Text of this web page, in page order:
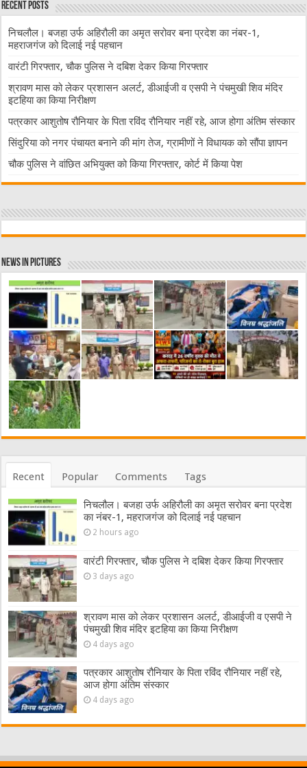
Recent Posts
निचलौल। बजहा उर्फ अहिरौली का अमृत सरोवर बना प्रदेश का नंबर-1,
महराजगंज को दिलाई नई पहचान
वारंटी गिरफ्तार, चौक पुलिस ने दबिश देकर किया गिरफ्तार
श्रावण मास को लेकर प्रशासन अलर्ट, डीआईजी व एसपी ने पंचमुखी शिव मंदिर
इटहिया का किया निरीक्षण
पत्रकार आशुतोष रौनियार के पिता रविंद रौनियार नहीं रहे, आज होगा अंतिम संस्कार
सिंदुरिया को नगर पंचायत बनाने की मांग तेज, ग्रामीणों ने विधायक को सौंपा ज्ञापन
चौक पुलिस ने वांछित अभियुक्त को किया गिरफ्तार, कोर्ट में किया पेश
News in Pictures
Recent Popular Comments Tags
निचलौल। बजहा उर्फ अहिरौली का अमृत सरोवर बना प्रदेश
का नंबर-1, महराजगंज को दिलाई नई पहचान
2 hours ago
वारंटी गिरफ्तार, चौक पुलिस ने दबिश देकर किया गिरफ्तार
3 days ago
श्रावण मास को लेकर प्रशासन अलर्ट, डीआईजी व एसपी ने
पंचमुखी शिव मंदिर इटहिया का किया निरीक्षण
4 days ago
पत्रकार आशुतोष रौनियार के पिता रविंद रौनियार नहीं रहे,
आज होगा अंतिम संस्कार
4 days ago